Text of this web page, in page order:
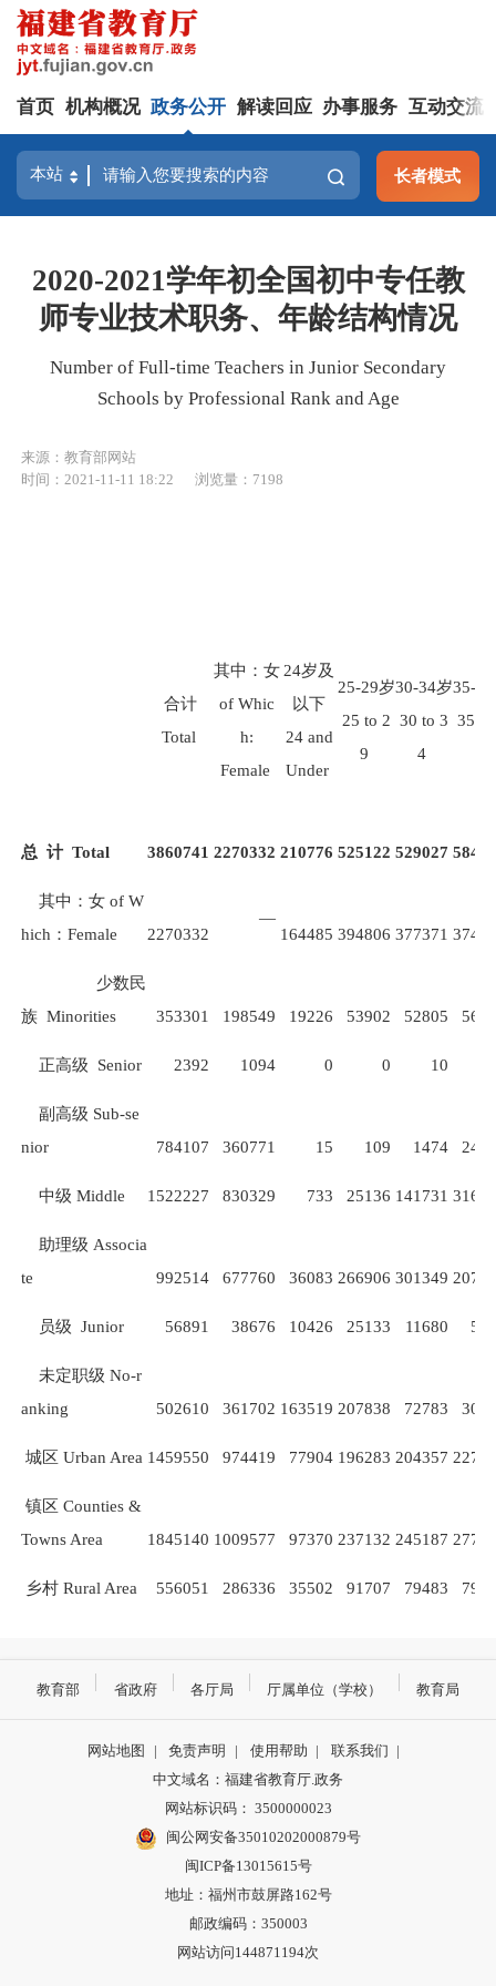
首页 机构概况 政务公开 解读回应 办事服务 互动交流
长者模式
2020-2021学年初全国初中专任教
师专业技术职务、年龄结构情况
Number of Full-time Teachers in Junior Secondary
Schools by Professional Rank and Age
来源：教育部网站
时间：2021-11-11 18:22
浏览量：7198
合计
Total
其中：女
of Whic
h:
Female
24岁及
以下
24 and
Under
25-29岁
25 to 2
9
30-34岁
30 to 3
4
35-39
35 to
总 计Total 3860741 2270332 210776 525122 529027
其中：女 of W
hich ： Female 2270332
—
164485 394806 377371
少数民
族 Minorities 353301 198549 19226 53902 52805
正高级 Senior 2392 1094 0 0 10
副高级 Sub-se
nior
784107 360771 15 109 1474
中级 Middle 1522227 830329 733 25136 141731
助理级 Associa
te
992514 677760 36083 266906 301349
员级 Junior 56891 38676 10426 25133 11680
未定职级 No-r
anking
502610 361702 163519 207838 72783
城区 Urban Area 1459550 974419 77904 196283 204357
镇区 Counties &
Towns Area
1845140 1009577 97370 237132 245187
乡村 Rural Area 556051 286336 35502 91707 79483
教育部 省政府 各厅局 厅属单位（学校） 教育局
网站地图 | 免责声明 | 使用帮助 | 联系我们 |
中文域名：福建省教育厅.政务
网站标识码： 3500000023
闽公网安备35010202000879号
闽ICP备13015615号
地址：福州市鼓屏路162号
邮政编码：350003
网站访问144871194次